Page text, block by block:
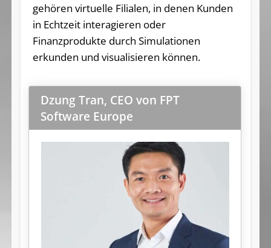
gehören virtuelle Filialen, in denen Kunden
in Echtzeit interagieren oder
Finanzprodukte durch Simulationen
erkunden und visualisieren können.
Dzung Tran, CEO von FPT
Software Europe